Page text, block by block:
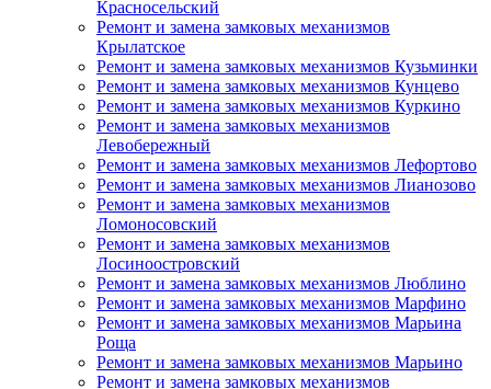
Красносельский
Ремонт и замена замковых механизмов
Крылатское
Ремонт и замена замковых механизмов Кузьминки
Ремонт и замена замковых механизмов Кунцево
Ремонт и замена замковых механизмов Куркино
Ремонт и замена замковых механизмов
Левобережный
Ремонт и замена замковых механизмов Лефортово
Ремонт и замена замковых механизмов Лианозово
Ремонт и замена замковых механизмов
Ломоносовский
Ремонт и замена замковых механизмов
Лосиноостровский
Ремонт и замена замковых механизмов Люблино
Ремонт и замена замковых механизмов Марфино
Ремонт и замена замковых механизмов Марьина
Роща
Ремонт и замена замковых механизмов Марьино
Ремонт и замена замковых механизмов